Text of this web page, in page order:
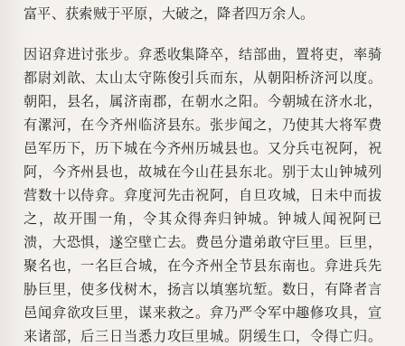
富平、获索贼于平原，大破之，降者四万余人。
因诏弇进讨张步。弇悉收集降卒，结部曲，置将吏，率骑
都尉刘歆、太山太守陈俊引兵而东，从朝阳桥济河以度。
朝阳，县名，属济南郡，在朝水之阳。今朝城在济水北，
有漯河，在今齐州临济县东。张步闻之，乃使其大将军费
邑军历下，历下城在今齐州历城县也。又分兵屯祝阿，祝
阿，今齐州县也，故城在今山茌县东北。别于太山钟城列
营数十以侍弇。弇度河先击祝阿，自旦攻城，日未中而拔
之，故开围一角，令其众得奔归钟城。钟城人闻祝阿已
溃，大恐惧，遂空壁亡去。费邑分遣弟敢守巨里。巨里，
聚名也，一名巨合城，在今齐州全节县东南也。弇进兵先
胁巨里，使多伐树木，扬言以填塞坑堑。数日，有降者言
邑闻弇欲攻巨里，谋来救之。弇乃严令军中趣修攻具，宣
来诸部，后三日当悉力攻巨里城。阴缓生口，令得亡归。